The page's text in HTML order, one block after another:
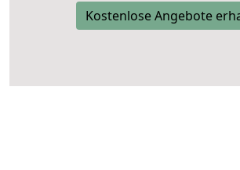
Kostenlose Angebote